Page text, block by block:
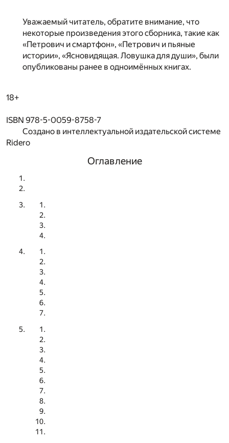
Уважаемый читатель, обратите внимание, что
некоторые произведения этого сборника, такие как
«Петрович и смартфон», «Петрович и пьяные
истории», «Ясновидящая. Ловушка для души», были
опубликованы ранее в одноимённых книгах.
18+
ISBN 978-5-0059-8758-7
Создано в интеллектуальной издательской системе
Ridero
Оглавление